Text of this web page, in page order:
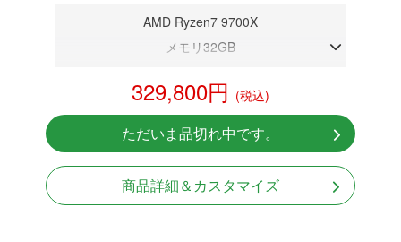
AMD Ryzen7 9700X
メモリ32GB
NVMeSSD 1TB
無線LAN Bluetooth対応
Windows11 Home 64bit
329,800円 (税込)
ただいま品切れ中です。
商品詳細＆カスタマイズ